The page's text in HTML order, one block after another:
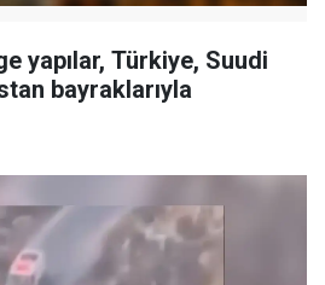
yapılar, Türkiye, Suudi
bayraklarıyla